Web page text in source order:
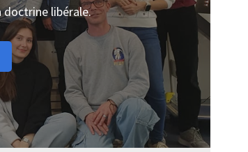
doctrine libérale.